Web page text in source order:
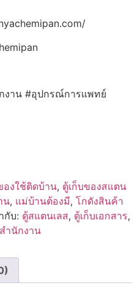
งาน #อุปกรณ์การแพทย์
องใช้ติดบ้าน, ตู้เก็บของสแตน
น, แม่บ้านต้องมี, โกดังสินค้า
กับ: ตู้สแตนเลส, ตู้เก็บเอกสาร,
ำนักงาน